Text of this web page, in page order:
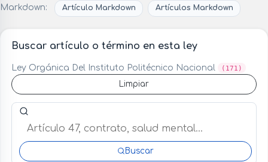
Markdown: Artículo Markdown Artículos Markdown
Buscar artículo o término en esta ley
Ley Orgánica Del Instituto Politécnico Nacional (171)
Limpiar
Buscar artículo o término en esta ley
Buscar